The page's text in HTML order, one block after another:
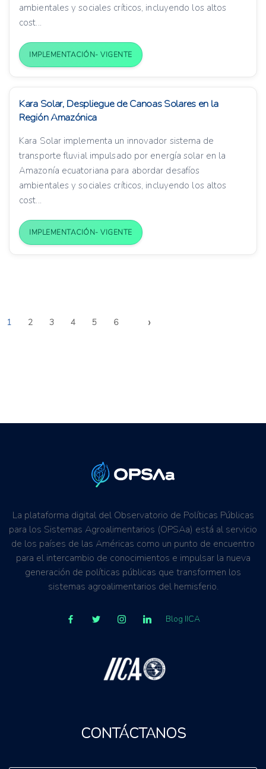
ambientales y sociales críticos, incluyendo los altos
cost...
IMPLEMENTACIÓN- VIGENTE
Kara Solar, Despliegue de Canoas Solares en la
Región Amazónica
Kara Solar implementa un innovador sistema de
transporte fluvial impulsado por energía solar en la
Amazonía ecuatoriana para abordar desafíos
ambientales y sociales críticos, incluyendo los altos
cost...
IMPLEMENTACIÓN- VIGENTE
1 2 3 4 5 6 ›
La plataforma digital del Observatorio de Políticas Públicas
para los Sistemas Agroalimentarios (OPSAa) está al servicio
de los países de las Américas como un punto de encuentro
para el intercambio de conocimientos e impulsar la nueva
generación de políticas públicas que transformen los
sistemas agroalimentarios del hemisferio.
Blog IICA
CONTÁCTANOS